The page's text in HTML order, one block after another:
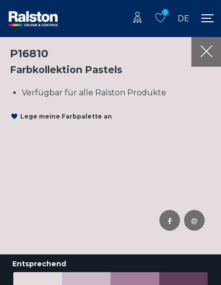
0
DE
P16810
Farbkollektion Pastels
Verfügbar für alle Ralston Produkte
Lege meine Farbpalette an
Entsprechend